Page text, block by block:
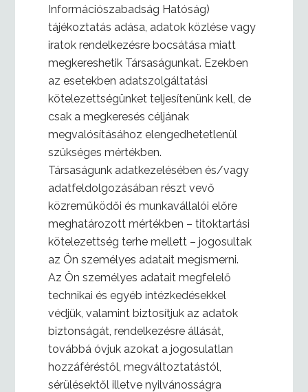
Információszabadság Hatóság)
tájékoztatás adása, adatok közlése vagy
iratok rendelkezésre bocsátása miatt
megkereshetik Társaságunkat. Ezekben
az esetekben adatszolgáltatási
kötelezettségünket teljesítenünk kell, de
csak a megkeresés céljának
megvalósításához elengedhetetlenül
szükséges mértékben.
Társaságunk adatkezelésében és/vagy
adatfeldolgozásában részt vevő
közreműködői és munkavállalói előre
meghatározott mértékben – titoktartási
kötelezettség terhe mellett – jogosultak
az Ön személyes adatait megismerni.
Az Ön személyes adatait megfelelő
technikai és egyéb intézkedésekkel
védjük, valamint biztosítjuk az adatok
biztonságát, rendelkezésre állását,
továbbá óvjuk azokat a jogosulatlan
hozzáféréstől, megváltoztatástól,
sérülésektől illetve nyilvánosságra